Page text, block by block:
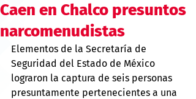
Caen en Chalco presuntos
narcomenudistas
Elementos de la Secretaría de
Seguridad del Estado de México
lograron la captura de seis personas
presuntamente pertenecientes a una